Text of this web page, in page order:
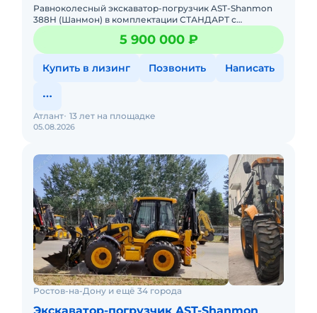
Равноколесный экскаватор-погрузчик AST-Shanmon
388Н (Шанмон) в комплектации СТАНДАРТ с
телескопической стрелой, усиленными мостами и
режимами шасси Крабовый ход
5 900 000 ₽
Купить в лизинг Позвонить Написать
05.08.2026
Атлант 13 лет на площадке
Ростов-на-Дону и ещё 34 города